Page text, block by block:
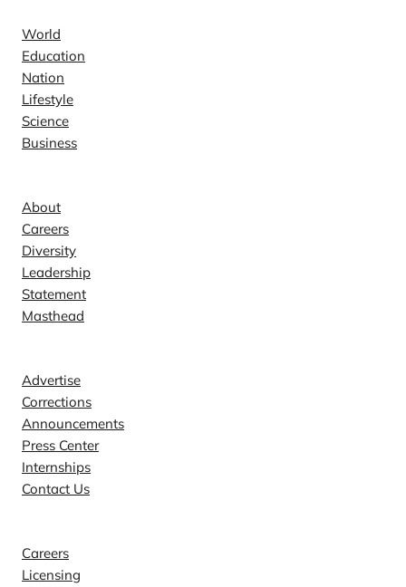
World
Education
Nation
Lifestyle
Science
Business
About
Careers
Diversity
Leadership
Statement
Masthead
Advertise
Corrections
Announcements
Press Center
Internships
Contact Us
Careers
Licensing